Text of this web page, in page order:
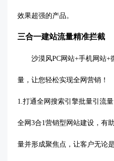
效果超强的产品。
三合一建站流量精准拦截
沙漠风PC网站+手机网站+
量，让您轻松实现全网营销！
1. 打通全网搜索引擎批量引流量
全网 3合1营销型网站建设，有
量并形成聚焦点，让客户无论